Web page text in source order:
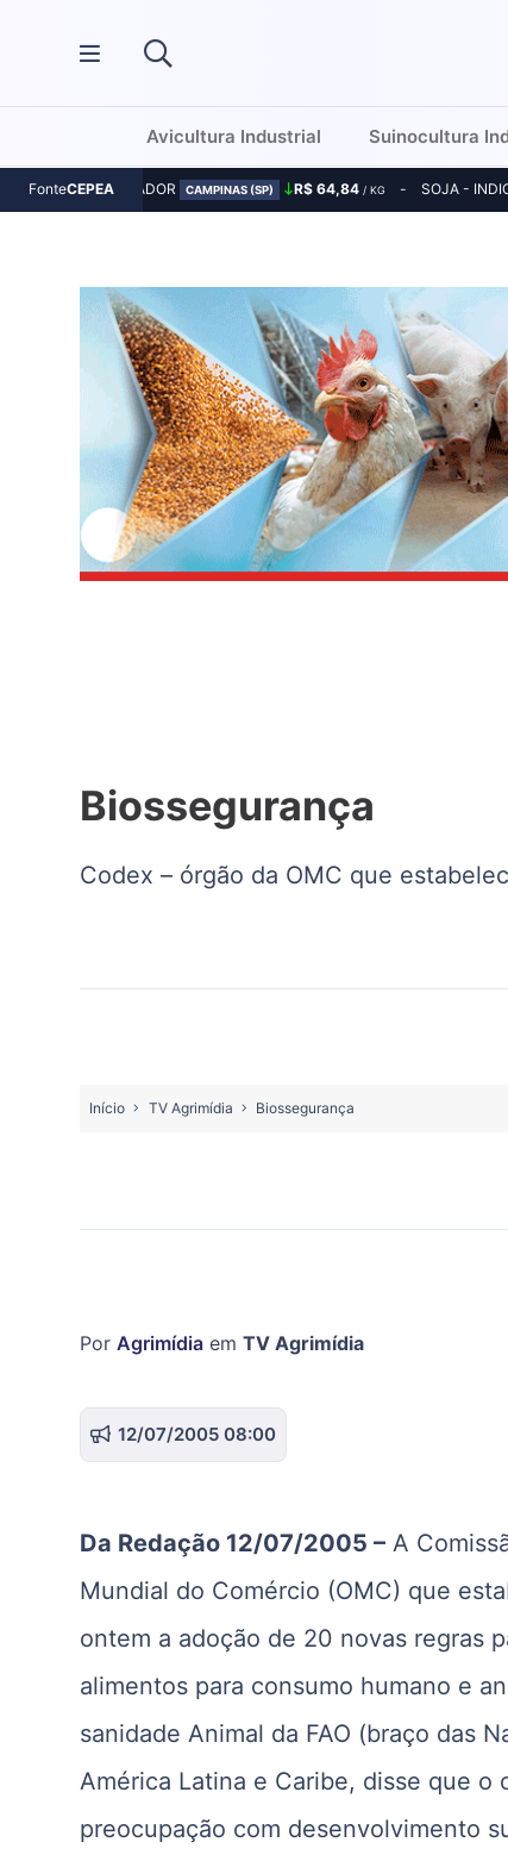
Avicultura Industrial Suinocultura
FonteCEPEA
MILHO - INDICADOR CAMPINAS (SP) R$ 64,84 / KG SOJA -
Biossegurança
Codex – órgão da OMC que
Início TV Agrimídia Biossegurança
Por Agrimídia em TV Agrimídia
12/07/2005 08:00
Da Redação 12/07/2005 – A
Mundial do Comércio (OMC) que
ontem a adoção de 20 novas regras
alimentos para consumo humano e
sanidade Animal da FAO (braço das
América Latina e Caribe, disse que
preocupação com desenvolvimento